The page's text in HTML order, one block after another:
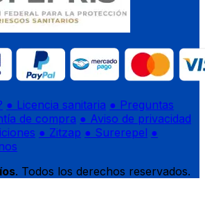
● Licencia sanitaria ● Preguntas
de compra ● Aviso de privacidad
● Zitzap ● Surerepel ●
. Todos los derechos reservados.